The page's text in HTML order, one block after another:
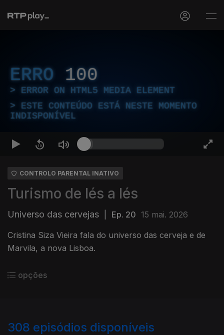
ERRO 100
ERROR ON HTML5 MEDIA ELEMENT
ESTE CONTEÚDO ESTÁ NESTE MOMENTO
INDISPONÍVEL
CONTROLO PARENTAL INATIVO
Turismo de lés a lés
Universo das cervejas Ep. 20 15 mai. 2026
Cristina Siza Vieira fala do universo das cerveja e de
Marvila, a nova Lisboa.
opções
308 episódios disponíveis